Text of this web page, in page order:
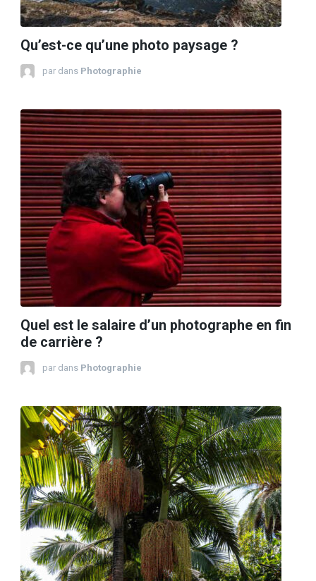
Qu’est-ce qu’une photo paysage ?
par dans Photographie
Quel est le salaire d’un photographe en fin
de carrière ?
par dans Photographie